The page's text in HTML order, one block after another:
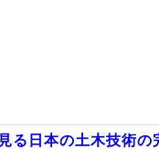
る日本の土木技術